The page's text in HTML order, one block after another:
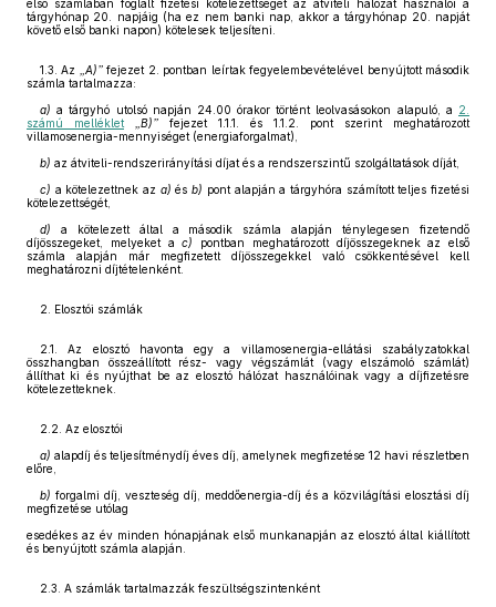
első számlában foglalt fizetési kötelezettséget az átviteli hálózat használói a
tárgyhónap 20. napjáig (ha ez nem banki nap, akkor a tárgyhónap 20. napját
követő első banki napon) kötelesek teljesíteni.
1.3. Az „A)”fejezet 2. pontban leírtak fegyelembevételével benyújtott második
számla tartalmazza:
a) a tárgyhó utolsó napján 24.00 órakor történt leolvasásokon alapuló, a 2.
számú melléklet
„B)” fejezet 1.1.1. és 1.1.2. pont szerint meghatározott
villamosenergia-mennyiséget (energiaforgalmat),
b) az átviteli-rendszerirányítási díjat és a rendszerszintű szolgáltatások díját,
c) a kötelezettnek az a) ésb) pont alapján a tárgyhóra számított teljes fizetési
kötelezettségét,
d) a kötelezett által a második számla alapján ténylegesen fizetendő
díjösszegeket, melyeket ac)
pontban meghatározott díjösszegeknek az első
számla alapján már megfizetett díjösszegekkel való csökkentésével kell
meghatározni díjtételenként.
2. Elosztói számlák
2.1. Az elosztó havonta egy a villamosenergia-ellátási szabályzatokkal
összhangban összeállított rész- vagy végszámlát (vagy elszámoló számlát)
állíthat ki és nyújthat be az elosztó hálózat használóinak vagy a díjfizetésre
kötelezetteknek.
2.2. Az elosztói
a) alapdíj és teljesítménydíj éves díj, amelynek megfizetése 12 havi részletben
előre,
b) forgalmi díj, veszteség díj, meddőenergia-díj és a közvilágítási elosztási díj
megfizetése utólag
esedékes az év minden hónapjának első munkanapján az elosztó által kiállított
és benyújtott számla alapján.
2.3. A számlák tartalmazzák feszültségszintenként